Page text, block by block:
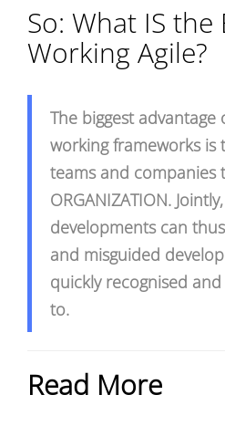
So: What IS
Working Agile?
The biggest advantage
working frameworks is
teams and companies
ORGANIZATION.
developments can
and misguided
quickly recognised
to.
Read More